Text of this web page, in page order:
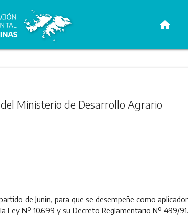
home
Ministerio de Desarrollo Agrario
de Junin, para que se desempeñe como
Nº 10.699 y su Decreto Reglamentario Nº 499/91.